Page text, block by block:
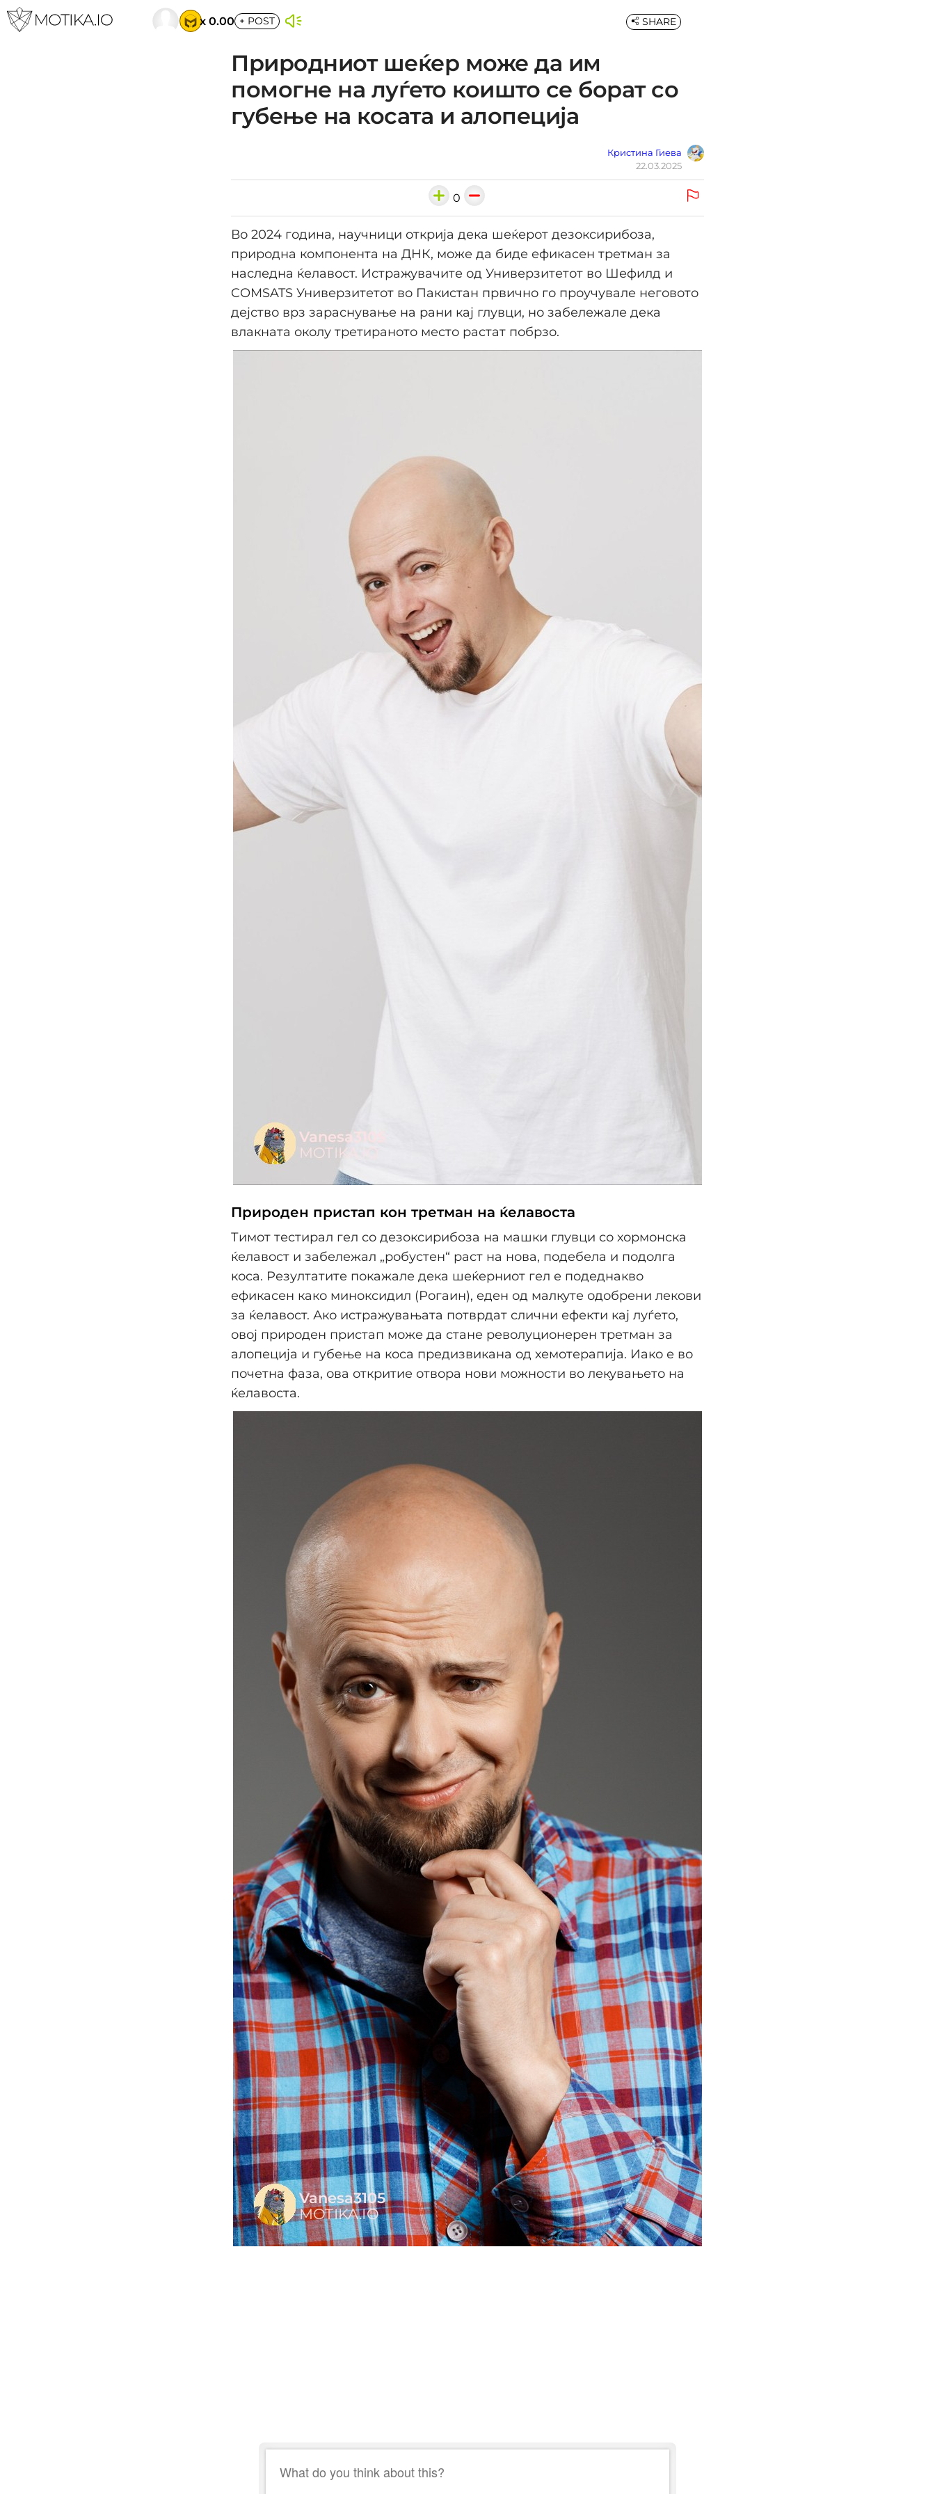
x 0.00 + POST
Природниот шеќер може да им
помогне на луѓето коишто се борат со
губење на косата и алопеција
Кристина Гиева
22.03.2025
SHARE
0
Во 2024 година, научници открија дека шеќерот дезоксирибоза,
природна компонента на ДНК, може да биде ефикасен третман за
наследна ќелавост. Истражувачите од Универзитетот во Шефилд и
COMSATS Универзитетот во Пакистан првично го проучувале неговото
дејство врз зараснување на рани кај глувци, но забележале дека
влакната околу третираното место растат побрзо.
Природен пристап кон третман на ќелавоста
Тимот тестирал гел со дезоксирибоза на машки глувци со хормонска
ќелавост и забележал „робустен“ раст на нова, подебела и подолга
коса. Резултатите покажале дека шеќерниот гел е подеднакво
ефикасен како миноксидил (Рогаин), еден од малкуте одобрени лекови
за ќелавост. Ако истражувањата потврдат слични ефекти кај луѓето,
овој природен пристап може да стане револуционерен третман за
алопеција и губење на коса предизвикана од хемотерапија. Иако е во
почетна фаза, ова откритие отвора нови можности во лекувањето на
ќелавоста.